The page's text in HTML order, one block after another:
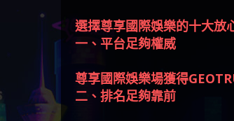
選擇尊享國際娛樂的十大放
一、平台足夠權威
尊享國際娛樂場獲得
二、排名足夠靠前